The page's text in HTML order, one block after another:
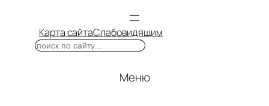
Карта сайтаСлабовидящим
Поиск
Меню